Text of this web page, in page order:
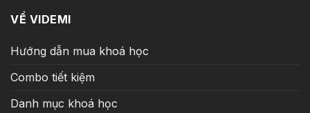
VỀ VIDEMI
Hướng dẫn mua khoá học
Combo tiết kiệm
Danh mục khoá học